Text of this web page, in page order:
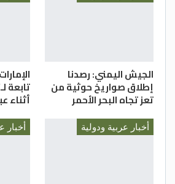
الجيش اليمني: رصدنا
إطلاق صواريخ حوثية من
تعز تجاه البحر الأحمر
تابعة
أثناء
أخبار عربية ودولية أخبار